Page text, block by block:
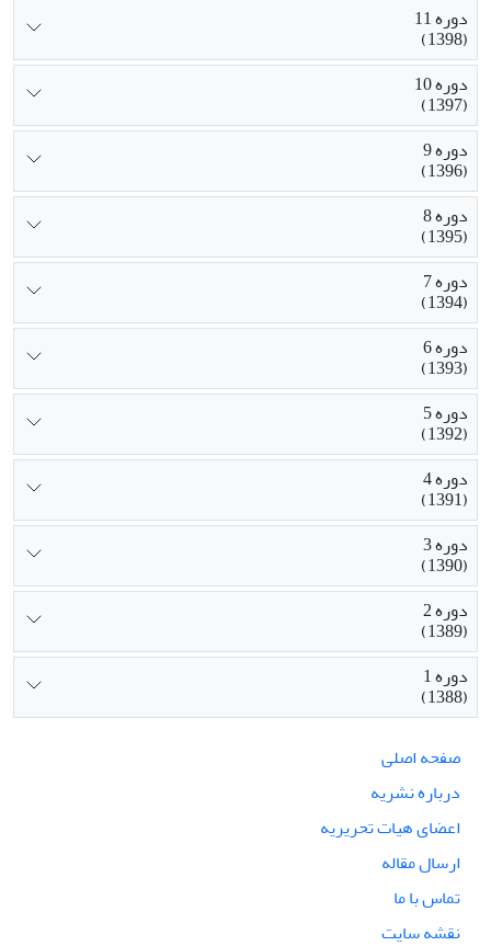
دوره 11
(1398)
دوره 10
(1397)
دوره 9
(1396)
دوره 8
(1395)
دوره 7
(1394)
دوره 6
(1393)
دوره 5
(1392)
دوره 4
(1391)
دوره 3
(1390)
دوره 2
(1389)
دوره 1
(1388)
صفحه اصلی
درباره نشریه
اعضای هیات تحریریه
ارسال مقاله
تماس با ما
نقشه سایت